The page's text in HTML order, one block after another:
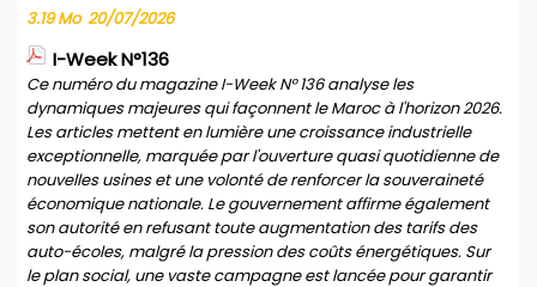
3.19 Mo 20/07/2026
I-Week N°136
Ce numéro du magazine I-Week N° 136 analyse les
dynamiques majeures qui façonnent le Maroc à l'horizon 2026.
Les articles mettent en lumière une croissance industrielle
exceptionnelle, marquée par l'ouverture quasi quotidienne de
nouvelles usines et une volonté de renforcer la souveraineté
économique nationale. Le gouvernement affirme également
son autorité en refusant toute augmentation des tarifs des
auto-écoles, malgré la pression des coûts énergétiques. Sur
le plan social, une vaste campagne est lancée pour garantir